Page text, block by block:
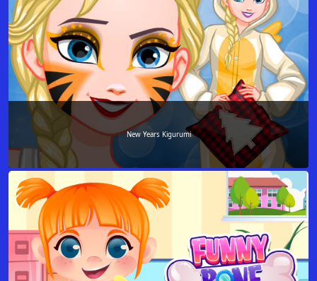
New Years Kigurumi